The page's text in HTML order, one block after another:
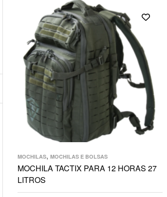
MOCHILAS, MOCHILAS E BOLSAS
MOCHILA TACTIX PARA 12 HORAS 27
LITROS